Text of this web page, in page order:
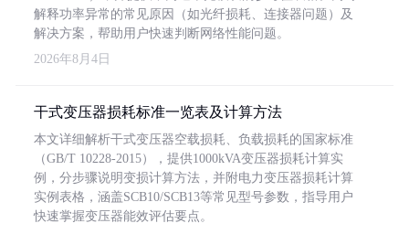
解释功率异常的常见原因（如光纤损耗、连接器问题）及
解决方案，帮助用户快速判断网络性能问题。
2026年8月4日
干式变压器损耗标准一览表及计算方法
本文详细解析干式变压器空载损耗、负载损耗的国家标准
（GB/T 10228-2015），提供1000kVA变压器损耗计算实
例，分步骤说明变损计算方法，并附电力变压器损耗计算
实例表格，涵盖SCB10/SCB13等常见型号参数，指导用户
快速掌握变压器能效评估要点。